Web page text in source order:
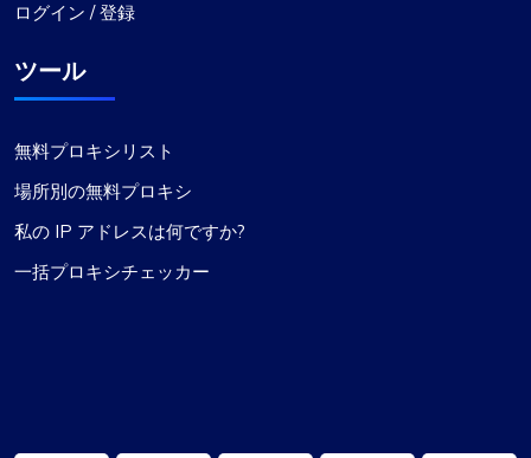
ログイン / 登録
ツール
無料プロキシリスト
場所別の無料プロキシ
私の IP アドレスは何ですか?
一括プロキシチェッカー